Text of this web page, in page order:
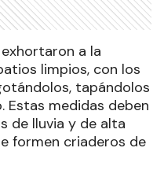
a la
limpios, con los
tapándolos
Estas medidas deben
de lluvia y de alta
formen criaderos de